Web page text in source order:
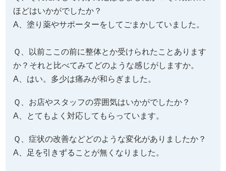
ほどはいかがでしたか？
A、塗り薬やサポーターをしてごまかしていました。
Ｑ、以前ここの前に整体とか受けられたことあります
か？それと比べてみてどのような感じがしますか。
A、はい。多少は痛みが和らぎました。
Ｑ、お店やスタッフの雰囲気はいかがでしたか？
A、とてもよく対応してもらっています。
Ｑ、症状の改善などどのような変化がありましたか？
A、足を引きずることが無くなりました。